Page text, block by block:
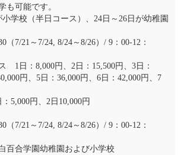
も可能です。
学校（半日コース）、24日～26日が幼稚園
（7/21～7/24, 8/24～8/26）/ 9：00-12：
1日：8,000円、2日：15,500円、3日：
円、5日：36,000円、6日：42,000円、7
5,000円、2日10,000円
（7/21～7/24, 8/24～8/26）/ 9：00-12：
百合学園幼稚園および小学校